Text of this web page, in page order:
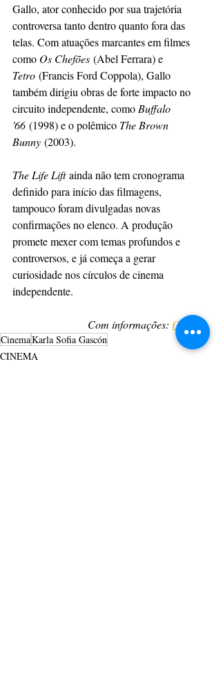
Gallo, ator conhecido por sua trajetória
controversa tanto dentro quanto fora das
telas. Com atuações marcantes em filmes
como Os Chefões (Abel Ferrara) e
Tetro (Francis Ford Coppola), Gallo
também dirigiu obras de forte impacto no
circuito independente, como Buffalo
'66 (1998) e o polêmico The Brown
Bunny (2003).
The Life Lift ainda não tem cronograma
definido para início das filmagens,
tampouco foram divulgadas novas
confirmações no elenco. A produção
promete mexer com temas profundos e
controversos, e já começa a gerar
curiosidade nos círculos de cinema
independente.
Com informações: Omelete
CinemaKarla Sofia Gascón
CINEMA